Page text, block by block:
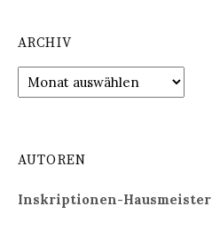
ARCHIV
Archiv
AUTOREN
Inskriptionen-Hausmeister